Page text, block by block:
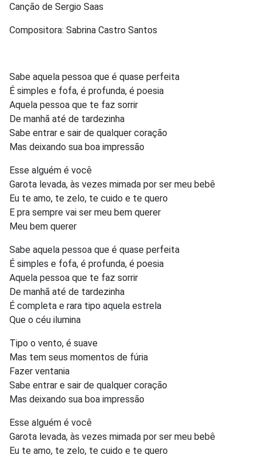
Canção de Sergio Saas
Compositora: Sabrina Castro Santos
Sabe aquela pessoa que é quase perfeita
É simples e fofa, é profunda, é poesia
Aquela pessoa que te faz sorrir
De manhã até de tardezinha
Sabe entrar e sair de qualquer coração
Mas deixando sua boa impressão
Esse alguém é você
Garota levada, às vezes mimada por ser meu bebê
Eu te amo, te zelo, te cuido e te quero
E pra sempre vai ser meu bem querer
Meu bem querer
Sabe aquela pessoa que é quase perfeita
É simples e fofa, é profunda, é poesia
Aquela pessoa que te faz sorrir
De manhã até de tardezinha
É completa e rara tipo aquela estrela
Que o céu ilumina
Tipo o vento, é suave
Mas tem seus momentos de fúria
Fazer ventania
Sabe entrar e sair de qualquer coração
Mas deixando sua boa impressão
Esse alguém é você
Garota levada, às vezes mimada por ser meu bebê
Eu te amo, te zelo, te cuido e te quero